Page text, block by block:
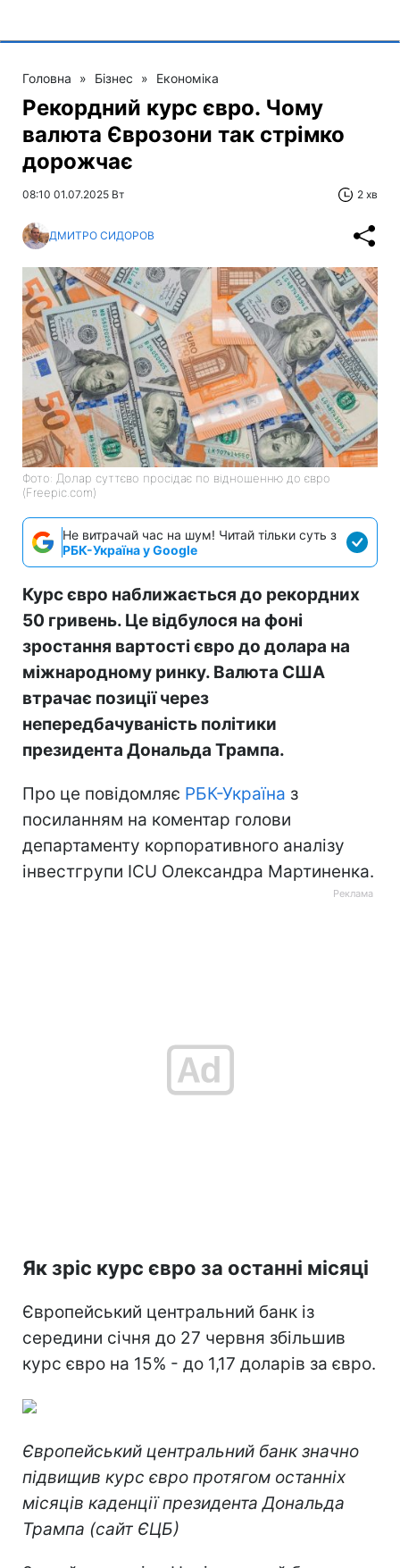
Головна » Бізнес » Економіка
Рекордний курс євро. Чому
валюта Єврозони так стрімко
дорожчає
08:10 01.07.2025 Вт 2 хв
ДМИТРО СИДОРОВ
Фото: Долар суттєво просідає по відношенню до євро
(Freepic.com)
Не витрачай час на шум! Читай тільки суть з
РБК-Україна у Google
Курс євро наближається до рекордних
50 гривень. Це відбулося на фоні
зростання вартості євро до долара на
міжнародному ринку. Валюта США
втрачає позиції через
непередбачуваність політики
президента Дональда Трампа.
Про це повідомляє РБК-Україна з
посиланням на коментар голови
департаменту корпоративного аналізу
інвестгрупи ICU Олександра Мартиненка.
Як зріс курс євро за останні місяці
Європейський центральний банк із
середини січня до 27 червня збільшив
курс євро на 15% - до 1,17 доларів за євро.
Європейський центральний банк значно
підвищив курс євро протягом останніх
місяців каденції президента Дональда
Трампа (сайт ЄЦБ)